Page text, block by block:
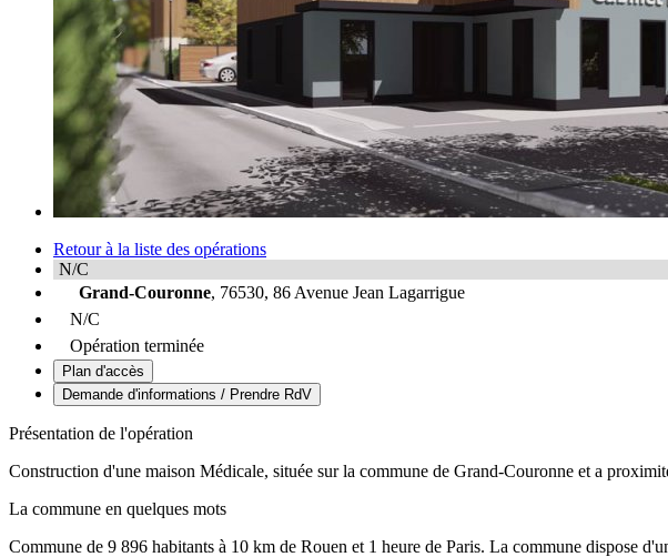
Retour à la liste des opérations
N/C
Grand-Couronne, 76530, 86 Avenue Jean Lagarrigue
N/C
Opération terminée
Plan d'accès
Demande d'informations / Prendre RdV
Présentation de l'opération
Construction d'une maison Médicale, située sur la commune de Grand-Couronne et a
La commune en quelques mots
Commune de 9 896 habitants à 10 km de Rouen et 1 heure de Paris. La commune dispose